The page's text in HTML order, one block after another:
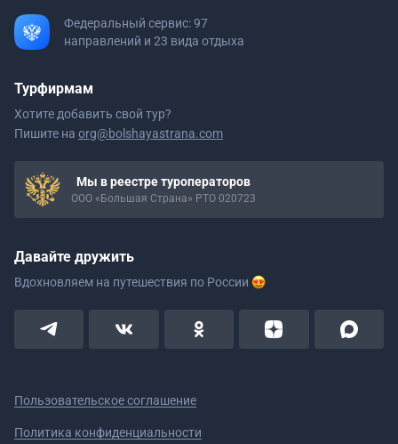
Федеральный сервис: 97
направлений и 23 вида отдыха
Турфирмам
Хотите добавить свой тур?
Пишите на org@bolshayastrana.com
Мы в реестре туроператоров
ООО «Большая Страна» РТО 020723
Давайте дружить
Вдохновляем на путешествия по России
Пользовательское соглашение
Политика конфиденциальности